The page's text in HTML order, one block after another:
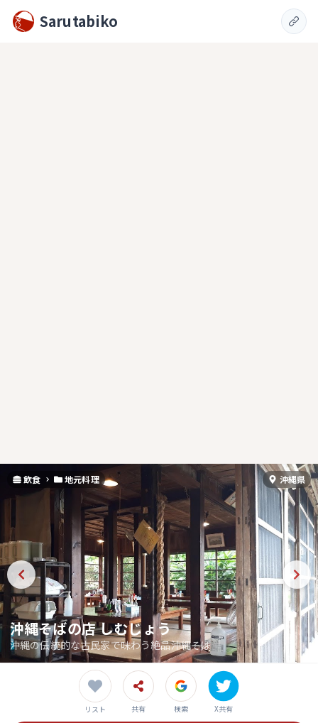
Sarutabiko
飲食 地元料理 沖縄県
沖縄そばの店 しむじょう
沖縄の伝統的な古民家で味わう絶品沖縄そば
リスト 共有 検索 X共有